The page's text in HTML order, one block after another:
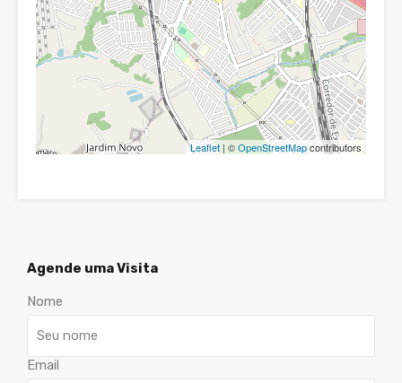
Leaflet | ©OpenStreetMapcontributors
Agende uma Visita
Nome
Email